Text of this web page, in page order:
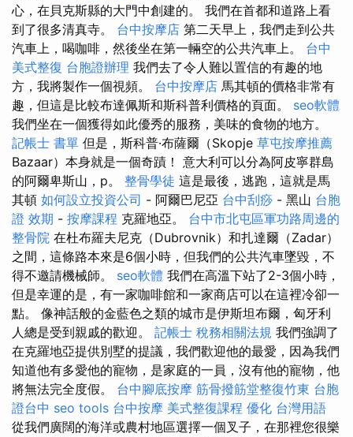
心，在貝克斯縣的大門中創建的。 我們在首都和道路上看
到了很多清真寺。 台中按摩店 第二天早上，我們走到公共
汽車上，喝咖啡，然後坐在第一輛空的公共汽車上。 台中
美式整復 台胞證辦理 我們去了令人難以置信的有趣的地
方，我將製作一個視頻。 台中按摩店 馬其頓的價格非常有
趣，但這是比較布達佩斯和斯科普利價格的頁面。 seo軟體
我們坐在一個獲得如此優秀的服務，美味的食物的地方。
記帳士 書單 但是，斯科普·布薩爾（Skopje 草屯按摩推薦
Bazaar）本身就是一個奇蹟！ 意大利可以分為阿皮寧群島
的阿爾卑斯山，p。 整骨學徒 這是最後，逃跑，這就是馬
其頓 如何設立投資公司 - 阿爾巴尼亞 台中刮痧 - 黑山 台胞
證 效期 - 按摩課程 克羅地亞。 台中市北屯區軍功路周邊的
整骨院 在杜布羅夫尼克（Dubrovnik）和扎達爾（Zadar）
之間，這條路本來是6個小時，但我們的公共汽車墜毀，不
得不邀請機械師。 seo軟體 我們在高溫下站了2-3個小時，
但是幸運的是，有一家咖啡館和一家商店可以在這裡冷卻一
點。 像神話般的金藍色之類的城市是伊斯坦布爾，匈牙利
人總是受到親戚的歡迎。 記帳士 稅務相關法規 我們強調了
在克羅地亞提供別墅的提議，我們歡迎他的最愛，因為我們
知道他有多愛他的寵物，是家庭的一員，沒有他的寵物，他
將無法完全度假。 台中腳底按摩 筋骨撥筋堂整復竹東 台胞
證台中 seo tools 台中按摩 美式整復課程 優化 台灣用語
從我們廣闊的海洋或農村地區選擇一個叉子，在那裡您很樂